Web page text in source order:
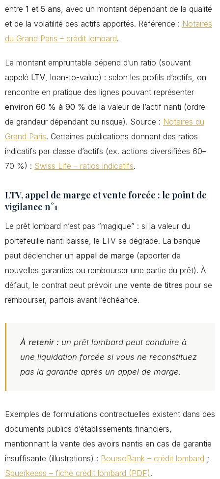
entre 1 et 5 ans, avec un montant dépendant de la qualité
et de la volatilité des actifs apportés. Référence : Notaires
du Grand Paris – crédit lombard.
Le montant empruntable dépend d’un ratio (souvent
appelé LTV, loan-to-value) : selon les profils d’actifs, on
rencontre en pratique des lignes pouvant représenter
environ 60 % à 90 % de la valeur de l’actif nanti (ordre
de grandeur dépendant du risque). Source : Notaires du
Grand Paris. Certaines publications donnent des ratios
indicatifs par classe d’actifs (ex. actions diversifiées 60–
70 %) : Swiss Life – ratios indicatifs.
LTV, appel de marge et vente forcée : le point de
vigilance n°1
Le prêt lombard n’est pas “magique” : si la valeur du
portefeuille nanti baisse, le LTV se dégrade. La banque
peut déclencher un appel de marge (apporter de
nouvelles garanties ou rembourser une partie du prêt). À
défaut, le contrat peut prévoir une vente de titres pour se
rembourser, parfois avant l’échéance.
À retenir : un prêt lombard peut conduire à
une liquidation forcée si vous ne reconstituez
pas la garantie après un appel de marge.
Exemples de formulations contractuelles existent dans des
documents publics d’établissements financiers,
mentionnant la vente des avoirs nantis en cas de garantie
insuffisante (illustrations) : BoursoBank – crédit lombard ;
Spuerkeess – fiche crédit lombard (PDF).